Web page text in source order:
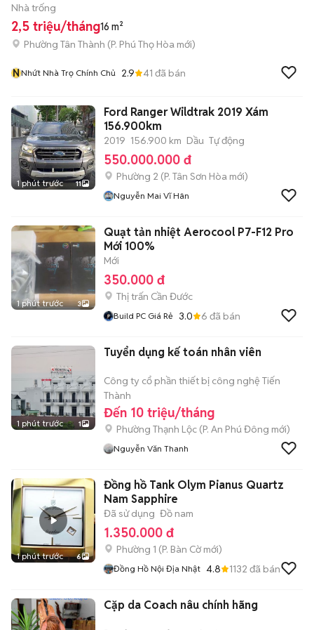
Nhà trống
2,5 triệu/tháng16 m²
Phường Tân Thành (P. Phú Thọ Hòa mới)
NNhứt Nhà Trọ Chính Chủ 2.9 41 đã bán
1 phút trước 11
Ford Ranger Wildtrak 2019 Xám
156.900km
2019 156.900 km Dầu Tự động
550.000.000 đ
Phường 2 (P. Tân Sơn Hòa mới)
Nguyễn Mai Vĩ Hân
1 phút trước 3
Quạt tản nhiệt Aerocool P7-F12 Pro
Mới 100%
Mới
350.000 đ
Thị trấn Cần Đước
Build PC Giá Rẻ 3.0 6 đã bán
1 phút trước 1
Tuyển dụng kế toán nhân viên
Công ty cổ phần thiết bị công nghệ Tiến
Thành
Đến 10 triệu/tháng
Phường Thạnh Lộc (P. An Phú Đông mới)
Nguyễn Văn Thanh
1 phút trước 6
Đồng hồ Tank Olym Pianus Quartz
Nam Sapphire
Đã sử dụng Đồ nam
1.350.000 đ
Phường 1 (P. Bàn Cờmới)
Đồng Hồ Nội Địa Nhật 4.8 1132 đã bán
Cặp da Coach nâu chính hãng